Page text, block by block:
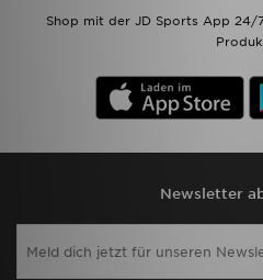
Shop mit der JD Sports App 24/
Newsletter